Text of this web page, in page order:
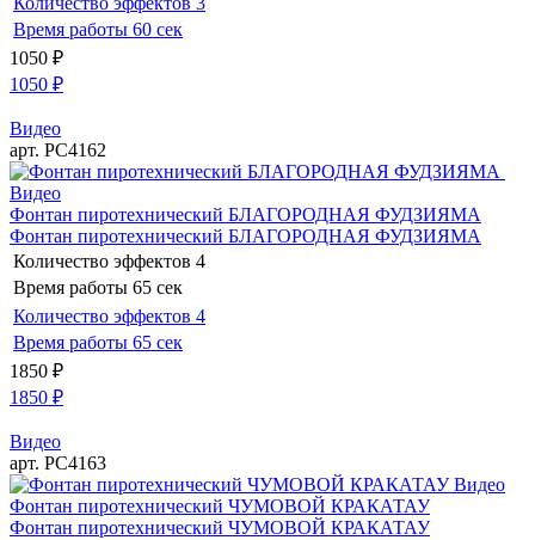
Время работы 60 сек
1050 ₽
1050 ₽
Видео
арт. РС4162
Видео
Фонтан пиротехнический БЛАГОРОДНАЯ ФУДЗИЯМА
Фонтан пиротехнический БЛАГОРОДНАЯ ФУДЗИЯМА
Количество эффектов 4
Время работы 65 сек
Количество эффектов 4
Время работы 65 сек
1850 ₽
1850 ₽
Видео
арт. РС4163
Видео
Фонтан пиротехнический ЧУМОВОЙ КРАКАТАУ
Фонтан пиротехнический ЧУМОВОЙ КРАКАТАУ